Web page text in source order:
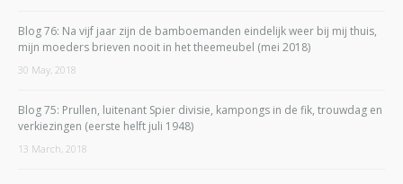
Blog 76: Na vijf jaar zijn de bamboemanden eindelijk weer bij mij thuis,
mijn moeders brieven nooit in het theemeubel (mei 2018)
30 May, 2018
Blog 75: Prullen, luitenant Spier divisie, kampongs in de fik, trouwdag en
verkiezingen (eerste helft juli 1948)
13 March, 2018